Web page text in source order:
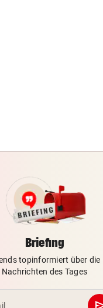
Briefing
topinformiert über die
Nachrichten des Tages